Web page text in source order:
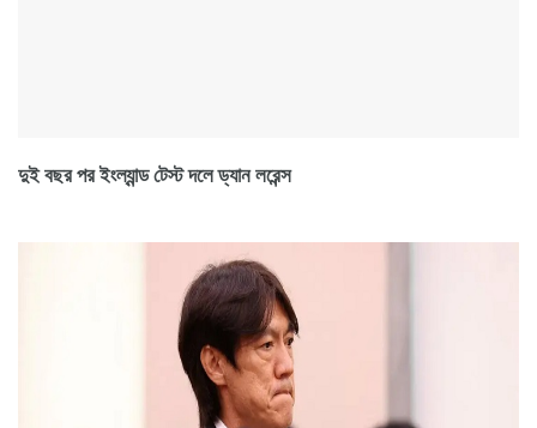
দুই বছর পর ইংল্যান্ড টেস্ট দলে ড্যান লরেন্স